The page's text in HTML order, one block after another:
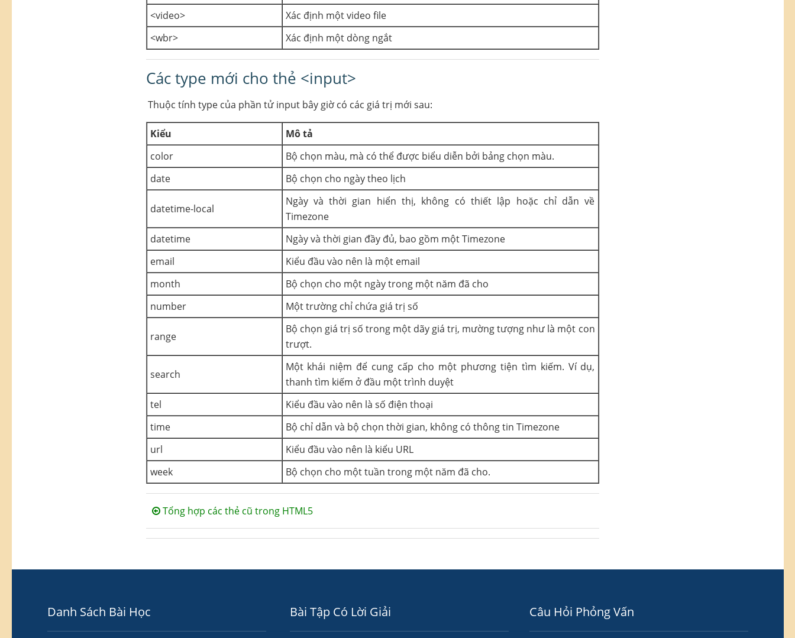
<video>
Xác định một video file
<wbr>
Xác định một dòng ngắt
Các type mới cho thẻ <input>
Thuộc tính type của phần tử input bây giờ có các giá trị mới sau:
Kiểu
Mô tả
color
Bộ chọn màu, mà có thể được biểu diễn bởi bảng chọn màu.
date
Bộ chọn cho ngày theo lịch
datetime-local
Ngày và thời gian hiển thị, không có thiết lập hoặc chỉ dẫn về
Timezone
datetime
Ngày và thời gian đầy đủ, bao gồm một Timezone
email
Kiểu đầu vào nên là một email
month
Bộ chọn cho một ngày trong một năm đã cho
number
Một trường chỉ chứa giá trị số
range
Bộ chọn giá trị số trong một dãy giá trị, mường tượng như là một con
trượt.
search
Một khái niệm để cung cấp cho một phương tiện tìm kiếm. Ví dụ,
thanh tìm kiếm ở đầu một trình duyệt
tel
Kiểu đầu vào nên là số điện thoại
time
Bộ chỉ dẫn và bộ chọn thời gian, không có thông tin Timezone
url
Kiểu đầu vào nên là kiểu URL
week
Bộ chọn cho một tuần trong một năm đã cho.
Tổng hợp các thẻ cũ trong HTML5
Danh Sách Bài Học Bài Tập Có Lời Giải Câu Hỏi Phỏng Vấn